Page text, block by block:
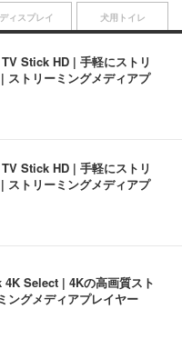
Stick HD | 手軽にストリ
ストリーミングメディアプ
Stick HD | 手軽にストリ
ストリーミングメディアプ
Select | 4Kの高画質スト
ングメディアプレイヤー
ディスプレイ 犬用トイレ